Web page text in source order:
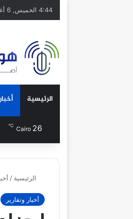
4:44 الخميس, 6 أغسطس, 2026
الرئيسية
Cairo 26
℃
الرئيسية /
أخبار وتقارير